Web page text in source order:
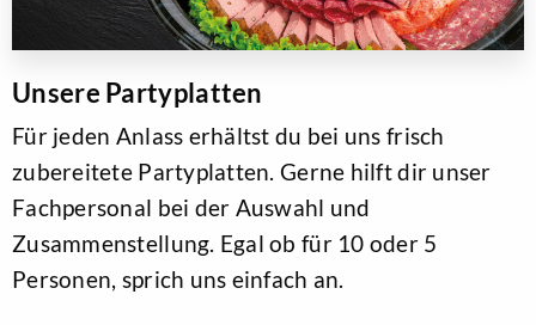
Unsere Partyplatten
Für jeden Anlass erhältst du bei uns frisch
zubereitete Partyplatten. Gerne hilft dir unser
Fachpersonal bei der Auswahl und
Zusammenstellung. Egal ob für 10 oder 5
Personen, sprich uns einfach an.